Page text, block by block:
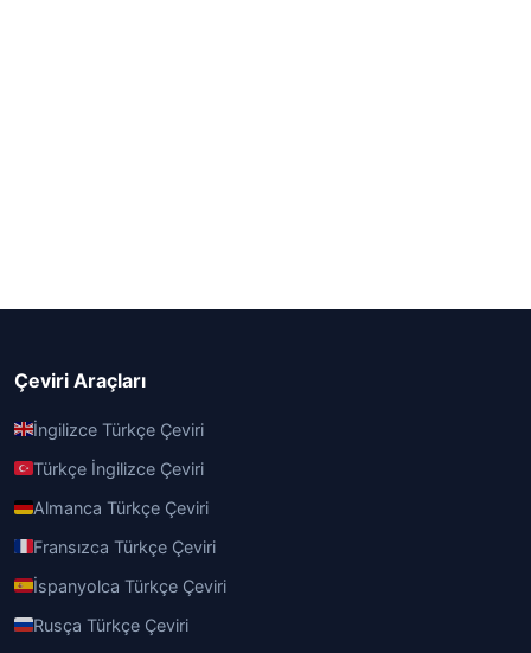
Çeviri Araçları
İngilizce Türkçe Çeviri
Türkçe İngilizce Çeviri
Almanca Türkçe Çeviri
Fransızca Türkçe Çeviri
İspanyolca Türkçe Çeviri
Rusça Türkçe Çeviri